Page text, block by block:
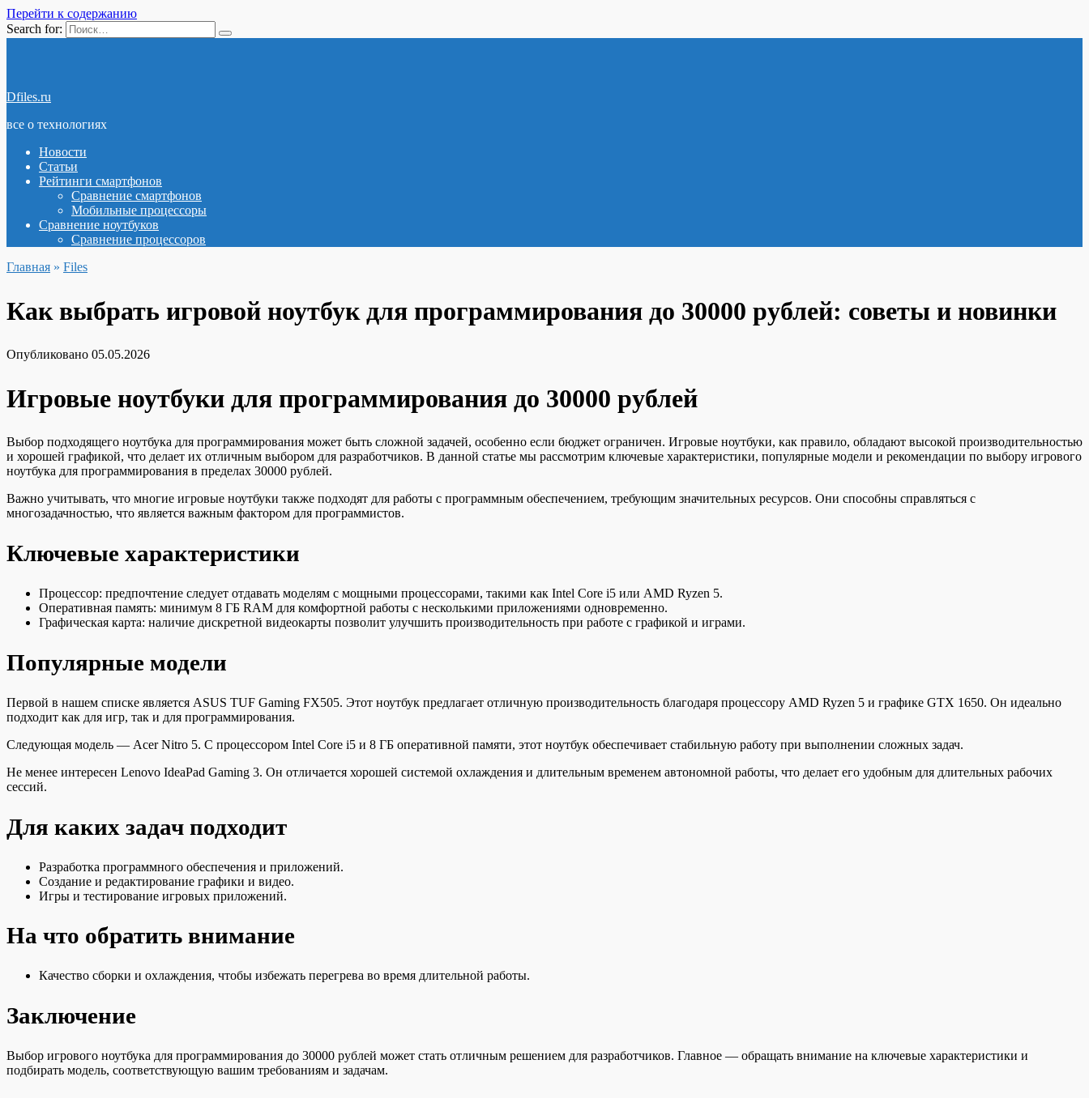
Перейти к содержанию
Search for:
Dfiles.ru
все о технологиях
Новости
Статьи
Рейтинги смартфонов
Сравнение смартфонов
Мобильные процессоры
Сравнение ноутбуков
Сравнение процессоров
Главная » Files
Как выбрать игровой ноутбук для программирования до 30000 рублей: советы и новинки
Опубликовано 05.05.2026
Игровые ноутбуки для программирования до 30000 рублей
Выбор подходящего ноутбука для программирования может быть сложной задачей, особенно если бюджет ограничен. Игровые ноутбуки, как правило, обладают высокой производительностью
и хорошей графикой, что делает их отличным выбором для разработчиков. В данной статье мы рассмотрим ключевые характеристики, популярные модели и рекомендации по выбору игрового
ноутбука для программирования в пределах 30000 рублей.
Важно учитывать, что многие игровые ноутбуки также подходят для работы с программным обеспечением, требующим значительных ресурсов. Они способны справляться с
многозадачностью, что является важным фактором для программистов.
Ключевые характеристики
Процессор: предпочтение следует отдавать моделям с мощными процессорами, такими как Intel Core i5 или AMD Ryzen 5.
Оперативная память: минимум 8 ГБ RAM для комфортной работы с несколькими приложениями одновременно.
Графическая карта: наличие дискретной видеокарты позволит улучшить производительность при работе с графикой и играми.
Популярные модели
Первой в нашем списке является ASUS TUF Gaming FX505. Этот ноутбук предлагает отличную производительность благодаря процессору AMD Ryzen 5 и графике GTX 1650. Он идеально
подходит как для игр, так и для программирования.
Следующая модель — Acer Nitro 5. С процессором Intel Core i5 и 8 ГБ оперативной памяти, этот ноутбук обеспечивает стабильную работу при выполнении сложных задач.
Не менее интересен Lenovo IdeaPad Gaming 3. Он отличается хорошей системой охлаждения и длительным временем автономной работы, что делает его удобным для длительных рабочих
сессий.
Для каких задач подходит
Разработка программного обеспечения и приложений.
Создание и редактирование графики и видео.
Игры и тестирование игровых приложений.
На что обратить внимание
Качество сборки и охлаждения, чтобы избежать перегрева во время длительной работы.
Заключение
Выбор игрового ноутбука для программирования до 30000 рублей может стать отличным решением для разработчиков. Главное — обращать внимание на ключевые характеристики и
подбирать модель, соответствующую вашим требованиям и задачам.